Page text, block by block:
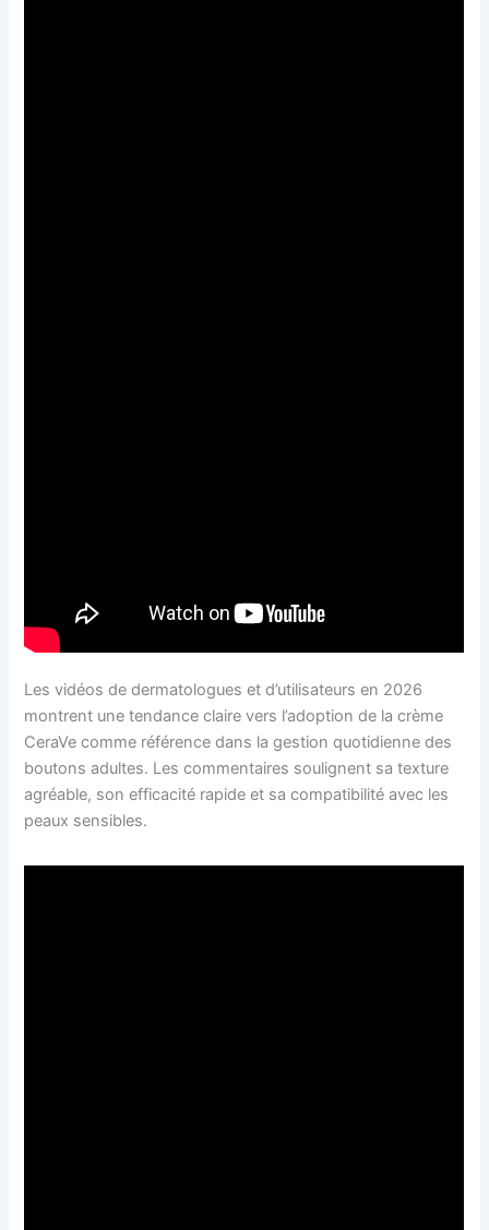
Les vidéos de dermatologues et d’utilisateurs en 2026
montrent une tendance claire vers l’adoption de la crème
CeraVe comme référence dans la gestion quotidienne des
boutons adultes. Les commentaires soulignent sa texture
agréable, son efficacité rapide et sa compatibilité avec les
peaux sensibles.